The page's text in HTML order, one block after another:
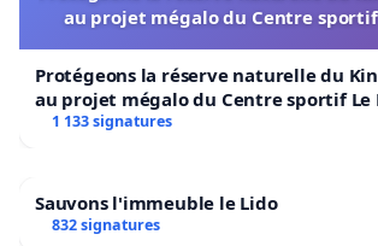
au projet mégalo du Centre sportif
Protégeons la réserve naturelle du
au projet mégalo du Centre sportif Le
1 133 signatures
Sauvons l'immeuble le Lido
832 signatures